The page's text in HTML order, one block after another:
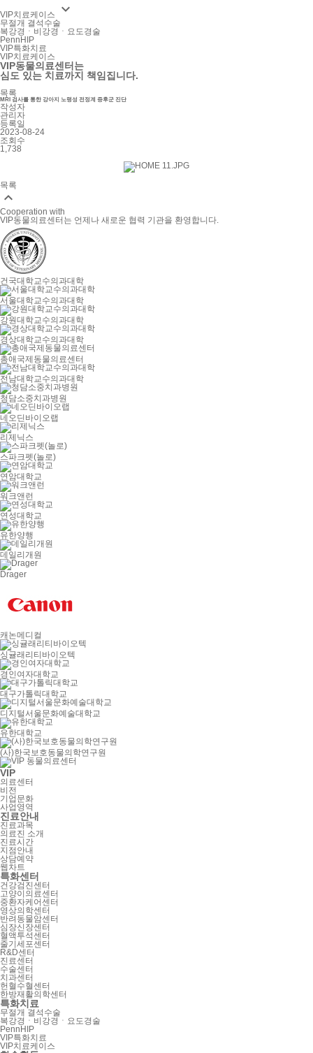
VIP치료케이스 
무절개 결석수술
복강경ㆍ비강경ㆍ요도경술
PennHIP
VIP특화치료
VIP치료케이스
VIP동물의료센터는
심도 있는 치료까지 책임집니다.
목록
MRI 검사를 통한 강아지 노령성 전정계 증후군 진단
작성자
관리자
등록일
2023-08-24
조회수
1,738
목록

Cooperation with
VIP동물의료센터는 언제나 새로운 협력 기관을 환영합니다.
건국대학교수의과대학
서울대학교수의과대학
강원대학교수의과대학
경상대학교수의과대학
총애국제동물의료센터
전남대학교수의과대학
청담소중치과병원
네오딘바이오랩
리제닉스
스파크펫(놀로)
연암대학교
워크앤런
연성대학교
유한양행
데일리개원
Drager
캐논메디컬
싱귤래리티바이오텍
경인여자대학교
대구가톨릭대학교
디지털서울문화예술대학교
유한대학교
(사)한국보호동물의학연구원
VIP
의료센터
비전
기업문화
사업영역
진료안내
진료과목
의료진 소개
진료시간
지점안내
상담예약
웹차트
특화센터
건강검진센터
고양이의료센터
중환자케어센터
영상의학센터
반려동물암센터
심장신장센터
혈액투석센터
줄기세포센터
R&D센터
진료센터
수술센터
치과센터
헌혈수혈센터
한방재활의학센터
특화치료
무절개 결석수술
복강경ㆍ비강경ㆍ요도경술
PennHIP
VIP특화치료
VIP치료케이스